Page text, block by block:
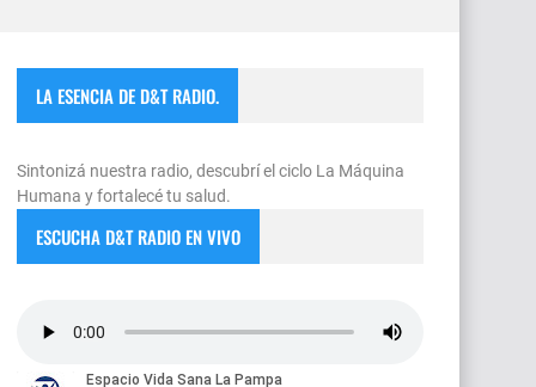
LA ESENCIA DE D&T RADIO.
Sintonizá nuestra radio, descubrí el ciclo La Máquina
Humana y fortalecé tu salud.
ESCUCHA D&T RADIO EN VIVO